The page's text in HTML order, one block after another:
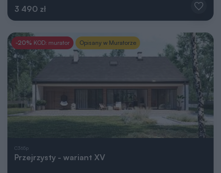
3 490 zł
-20% KOD: murator Opisany w Muratorze
C365p
Przejrzysty - wariant XV